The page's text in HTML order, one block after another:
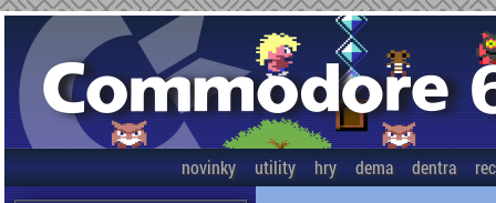
novinky utility hry dema dentra